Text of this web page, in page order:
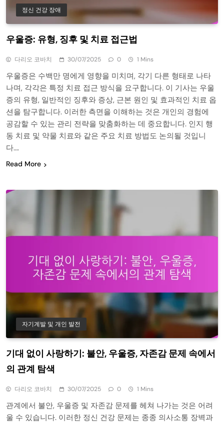
정신 건강 장애
우울증: 유형, 징후 및 치료 접근법
다리오 코바치 30/07/2025 0 1 Mins
우울증은 수백만 명에게 영향을 미치며, 각기 다른 형태로 나타
나며, 각각은 특정 치료 접근 방식을 요구합니다. 이 기사는 우울
증의 유형, 일반적인 징후와 증상, 근본 원인 및 효과적인 치료 옵
션을 탐구합니다. 이러한 측면을 이해하는 것은 개인의 경험에
공감할 수 있는 관리 전략을 맞춤화하는 데 중요합니다. 인지 행
동 치료 및 약물 치료와 같은 주요 치료 방법도 논의될 것입니
다….
Read More
자기계발 및 개인 발전
기대 없이 사랑하기: 불안, 우울증, 자존감 문제 속에서
의 관계 탐색
다리오 코바치 30/07/2025 0 1 Mins
관계에서 불안, 우울증 및 자존감 문제를 헤쳐 나가는 것은 어려
울 수 있습니다. 이러한 정신 건강 문제는 종종 의사소통 장벽과